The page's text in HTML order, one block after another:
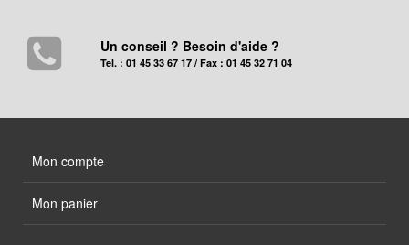
Un conseil ? Besoin d'aide ?
Tel. : 01 45 33 67 17 / Fax : 01 45 32 71 04
Mon compte
Mon panier